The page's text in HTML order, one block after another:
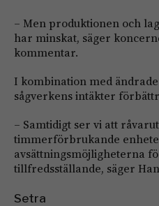
– Men produktionen och
har minskat, säger
kommentar.
I kombination med
sågverkens intäkter
– Samtidigt ser vi att
timmerförbrukande
avsättningsmöjligheterna
tillfredsställande, säger
Setra